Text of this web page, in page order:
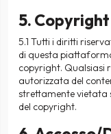
5. Copyright
5.1 Tutti i diritti
di questa
copyright. Qualsiasi
autorizzata del
strettamente vietata
del copyright.